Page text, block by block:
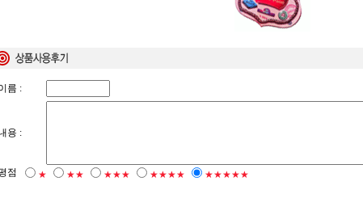
름 :
용 :
점 ★ ★★ ★★★ ★★★★ ★★★★★